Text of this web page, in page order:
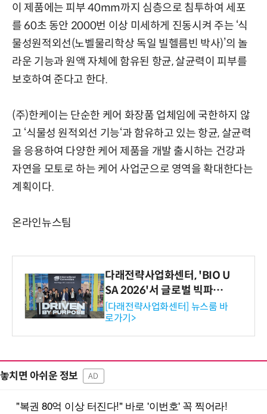
이 제품에는 피부 40mm까지 심층으로 침투하여 세포
를 60초 동안 2000번 이상 미세하게 진동시켜 주는 ‘식
물성원적외선(노벨물리학상 독일 빌헬름빈 박사)’의 놀
라운 기능과 원액 자체에 함유된 항균, 살균력이 피부를
보호하여 준다고 한다.
(주)한케이는 단순한 케어 화장품 업체임에 국한하지 않
고 ‘식물성 원적외선 기능‘과 함유하고 있는 항균, 살균력
을 응용하여 다양한 케어 제품을 개발 출시하는 건강과
자연을 모토로 하는 케어 사업군으로 영역을 확대한다는
계획이다.
온라인뉴스팀
다래전략사업화센터, 'BIO U
SA 2026'서 글로벌 빅파마
와의 비즈니스 미팅 지원…K
-바이오 해외 진출 교두보 확
보
[다래전략사업화센터] 뉴스룸 바
로가기>
놓치면 아쉬운 정보 AD